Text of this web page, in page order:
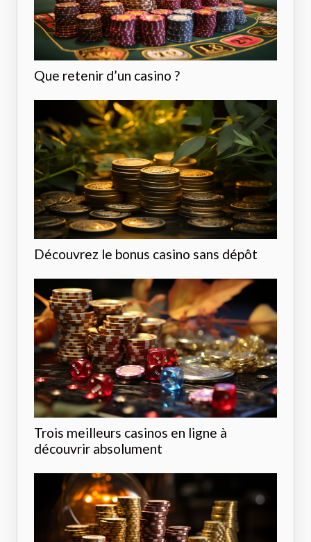
Que retenir d’un casino ?
Découvrez le bonus casino sans dépôt
Trois meilleurs casinos en ligne à
découvrir absolument